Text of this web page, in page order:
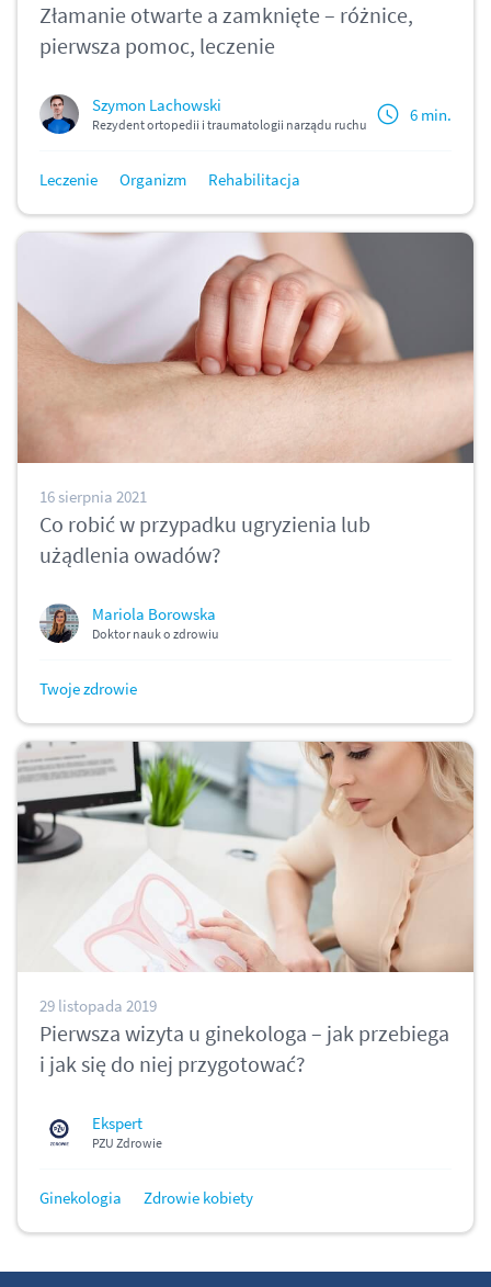
Złamanie otwarte a zamknięte – różnice,
pierwsza pomoc, leczenie
Szymon Lachowski
Rezydent ortopedii i traumatologii narządu ruchu 6 min.
Leczenie Organizm Rehabilitacja
16 sierpnia 2021
Co robić w przypadku ugryzienia lub
użądlenia owadów?
Mariola Borowska
Doktor nauk o zdrowiu
Twoje zdrowie
29 listopada 2019
Pierwsza wizyta u ginekologa – jak przebiega
i jak się do niej przygotować?
Ekspert
PZU Zdrowie
Ginekologia Zdrowie kobiety